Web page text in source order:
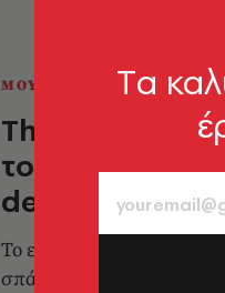
ΜΟΥΣΙΚΗ
The Beatles:
του Rubber
demo του Τζον
Το εμβληματικό άλμπουμ
σπάνιες ηχογραφήσεις
Tα